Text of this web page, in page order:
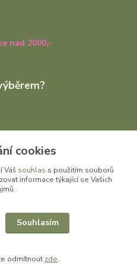
nad 2000,-
cookies
Váš souhlas s použitím souborů
informace týkající se Vašich
Souhlasím
odmítnout zde.